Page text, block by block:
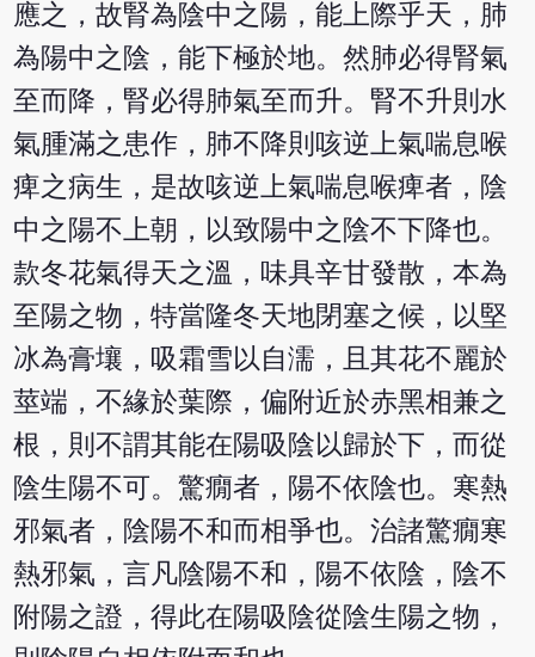
應之，故腎為陰中之陽，能上際乎天，肺
為陽中之陰，能下極於地。然肺必得腎氣
至而降，腎必得肺氣至而升。腎不升則水
氣腫滿之患作，肺不降則咳逆上氣喘息喉
痺之病生，是故咳逆上氣喘息喉痺者，陰
中之陽不上朝，以致陽中之陰不下降也。
款冬花氣得天之溫，味具辛甘發散，本為
至陽之物，特當隆冬天地閉塞之候，以堅
冰為膏壤，吸霜雪以自濡，且其花不麗於
莖端，不緣於葉際，偏附近於赤黑相兼之
根，則不謂其能在陽吸陰以歸於下，而從
陰生陽不可。驚癇者，陽不依陰也。寒熱
邪氣者，陰陽不和而相爭也。治諸驚癇寒
熱邪氣，言凡陰陽不和，陽不依陰，陰不
附陽之證，得此在陽吸陰從陰生陽之物，